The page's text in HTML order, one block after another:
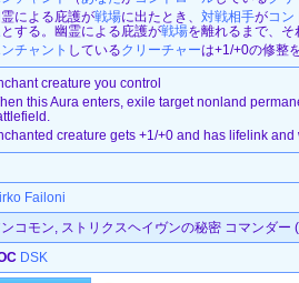
による庇護が戦場に出たとき、 対戦相手がコン
とする。幽霊による庇護が戦場を離れるまで、そ
チャント しているクリーチャーは+1/+0の修整
creature you control
this Aura enters, exile target nonland
creature gets +1/+0 and has lifelink and
Failoni
コモン, ストリクスヘイヴンの秘密 コマンダー
DSK